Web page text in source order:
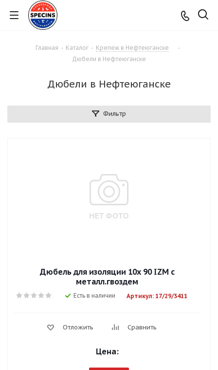
Главная - Каталог - Крепеж в Нефтеюганске
-
Дюбели в Нефтеюганске
Дюбели в Нефтеюганске
Фильтр
Дюбель для изоляции 10х 90 IZM с
металл.гвоздем
Есть в наличии Артикул: 17/29/3411
Отложить Сравнить
Цена: